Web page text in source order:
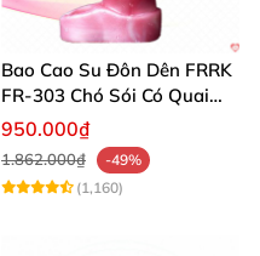
Bao Cao Su Đôn Dên FRRK
FR-303 Chó Sói Có Quai
Đeo An Toàn
950.000₫
1.862.000₫
-49%
(1,160)